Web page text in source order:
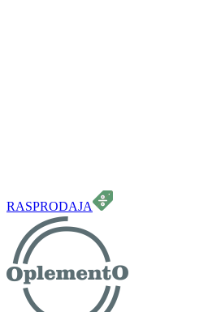
RASPRODAJA